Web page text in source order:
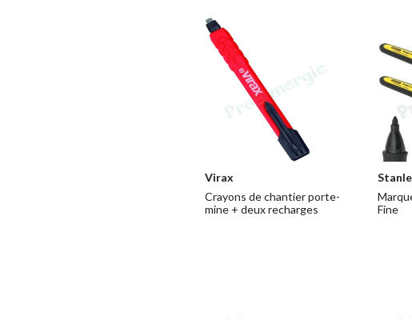
Virax
Crayons de chantier porte-
mine + deux recharges
Fine